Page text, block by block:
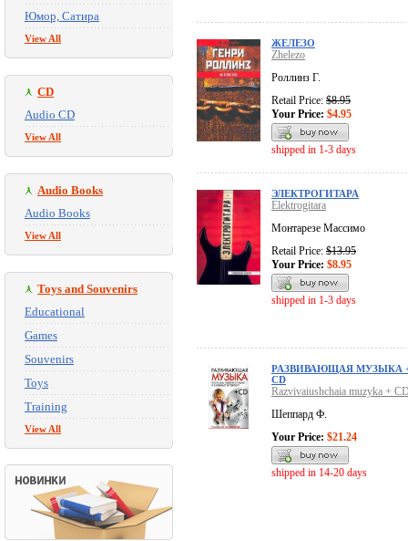
Юмор, Сатира
View All
CD
Audio CD
View All
Audio Books
Audio Books
View All
Toys and Souvenirs
Educational
Games
Souvenirs
Toys
Training
View All
ЖЕЛЕЗО
Zhelezo
Роллинз Г.
Retail Price: $8.95
Your Price: $4.95
shipped in 1-3 days
ЭЛЕКТРОГИТАРА
Elektrogitara
Монтарезе Массимо
Retail Price: $13.95
Your Price: $8.95
shipped in 1-3 days
РАЗВИВАЮЩАЯ МУЗЫКА
CD
Razvivaiushchaia muzyka +
Шеппард Ф.
Your Price: $21.24
shipped in 14-20 days